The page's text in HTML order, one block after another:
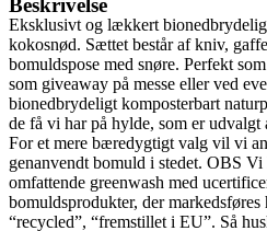
Beskrivelse
Eksklusivt og lækkert
kokosnød. Sættet består af kniv,
bomuldspose med snøre. Perfekt
som giveaway på messe eller ved
bionedbrydeligt komposterbart
de få vi har på hylde, som er udvalgt
For et mere bæredygtigt valg vil vi
genanvendt bomuld i stedet. OBS
omfattende greenwash med
bomuldsprodukter, der
“recycled”, “fremstillet i EU”. Så